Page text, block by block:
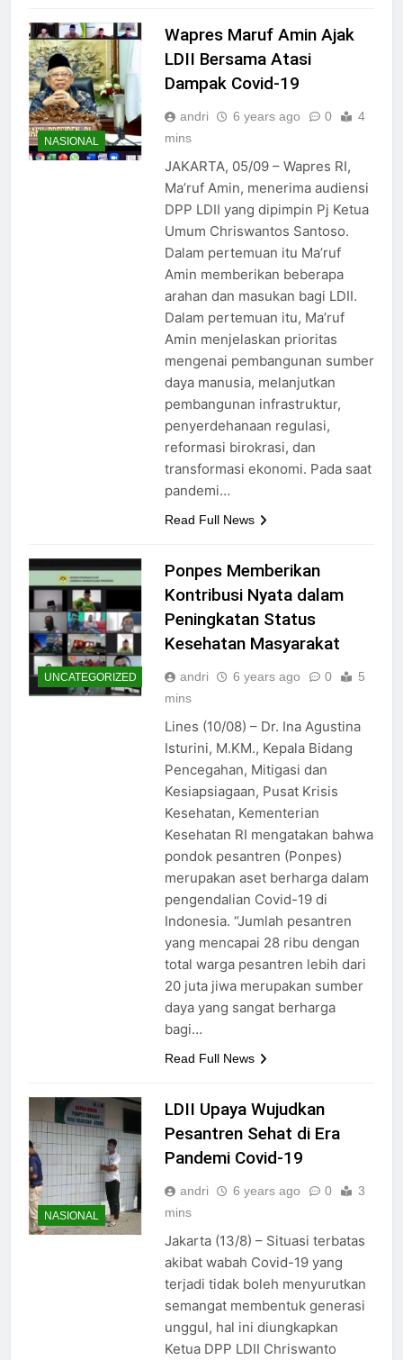
NASIONAL
Wapres Maruf Amin Ajak
LDII Bersama Atasi
Dampak Covid-19
andri 6 years ago 0
4
mins
JAKARTA, 05/09 – Wapres RI,
Ma’ruf Amin, menerima audiensi
DPP LDII yang dipimpin Pj Ketua
Umum Chriswantos Santoso.
Dalam pertemuan itu Ma’ruf
Amin memberikan beberapa
arahan dan masukan bagi LDII.
Dalam pertemuan itu, Ma’ruf
Amin menjelaskan prioritas
mengenai pembangunan sumber
daya manusia, melanjutkan
pembangunan infrastruktur,
penyerdehanaan regulasi,
reformasi birokrasi, dan
transformasi ekonomi. Pada saat
pandemi…
Read Full News
UNCATEGORIZED
Ponpes Memberikan
Kontribusi Nyata dalam
Peningkatan Status
Kesehatan Masyarakat
andri 6 years ago 0
5
mins
Lines (10/08) – Dr. Ina Agustina
Isturini, M.KM., Kepala Bidang
Pencegahan, Mitigasi dan
Kesiapsiagaan, Pusat Krisis
Kesehatan, Kementerian
Kesehatan RI mengatakan bahwa
pondok pesantren (Ponpes)
merupakan aset berharga dalam
pengendalian Covid-19 di
Indonesia. “Jumlah pesantren
yang mencapai 28 ribu dengan
total warga pesantren lebih dari
20 juta jiwa merupakan sumber
daya yang sangat berharga
bagi…
Read Full News
NASIONAL
LDII Upaya Wujudkan
Pesantren Sehat di Era
Pandemi Covid-19
andri 6 years ago 0
3
mins
Jakarta (13/8) – Situasi terbatas
akibat wabah Covid-19 yang
terjadi tidak boleh menyurutkan
semangat membentuk generasi
unggul, hal ini diungkapkan
Ketua DPP LDII Chriswanto